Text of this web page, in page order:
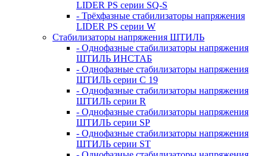
LIDER PS серии SQ-S
- Трёхфазные стабилизаторы напряжения
LIDER PS серии W
Стабилизаторы напряжения ШТИЛЬ
- Однофазные стабилизаторы напряжения
ШТИЛЬ ИНСТАБ
- Однофазные стабилизаторы напряжения
ШТИЛЬ серии C 19
- Однофазные стабилизаторы напряжения
ШТИЛЬ серии R
- Однофазные стабилизаторы напряжения
ШТИЛЬ серии SP
- Однофазные стабилизаторы напряжения
ШТИЛЬ серии ST